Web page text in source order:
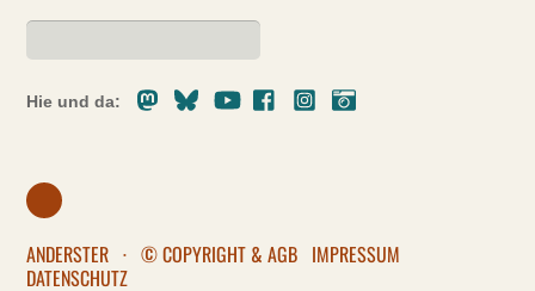
Hie und da:
MastodonBlueskyYoutubeFacebookInstagram
ANDERSTER · © COPYRIGHT & AGB IMPRESSUM
DATENSCHUTZ